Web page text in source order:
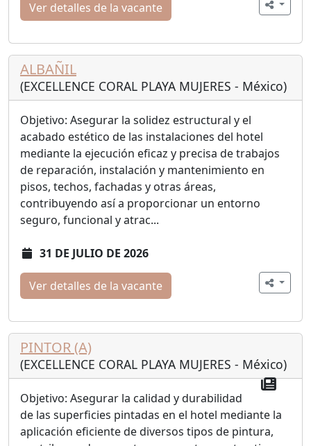
Ver detalles de la vacante
ALBAÑIL
(EXCELLENCE CORAL PLAYA MUJERES - México)
Objetivo: Asegurar la solidez estructural y el
acabado estético de las instalaciones del hotel
mediante la ejecución eficaz y precisa de trabajos
de reparación, instalación y mantenimiento en
pisos, techos, fachadas y otras áreas,
contribuyendo así a proporcionar un entorno
seguro, funcional y atrac...
31 DE JULIO DE 2026
Ver detalles de la vacante
PINTOR (A)
(EXCELLENCE CORAL PLAYA MUJERES - México)
Objetivo: Asegurar la calidad y durabilidad
de las superficies pintadas en el hotel mediante la
aplicación eficiente de diversos tipos de pintura,